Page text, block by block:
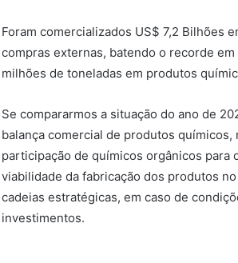
Foram comercializados US$ 7,2 Bilhões
compras externas, batendo o recorde em
milhões de toneladas em produtos
Se compararmos a situação do ano de
balança comercial de produtos
participação de químicos orgânicos para
viabilidade da fabricação dos produtos no
cadeias estratégicas, em caso de
investimentos.